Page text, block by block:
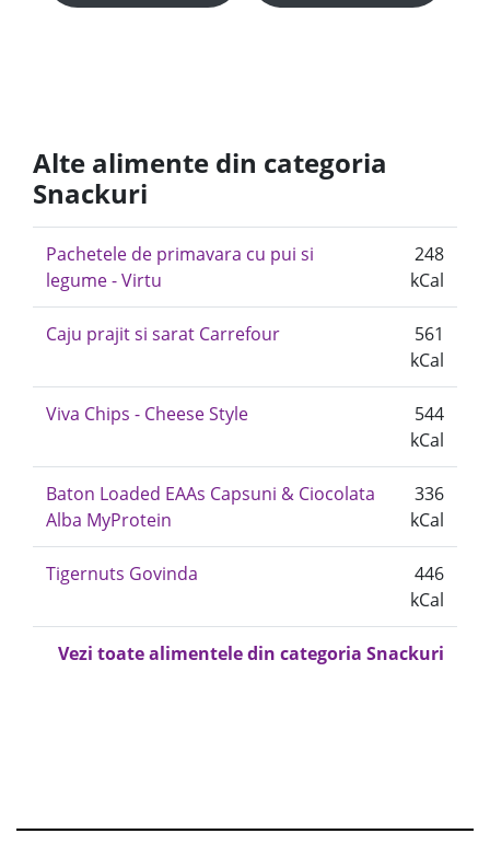
Alte alimente din categoria
Snackuri
Pachetele de primavara cu pui si
legume - Virtu
248
kCal
Caju prajit si sarat Carrefour
561
kCal
Viva Chips - Cheese Style
544
kCal
Baton Loaded EAAs Capsuni & Ciocolata
Alba MyProtein
336
kCal
Tigernuts Govinda
446
kCal
Vezi toate alimentele din categoria Snackuri